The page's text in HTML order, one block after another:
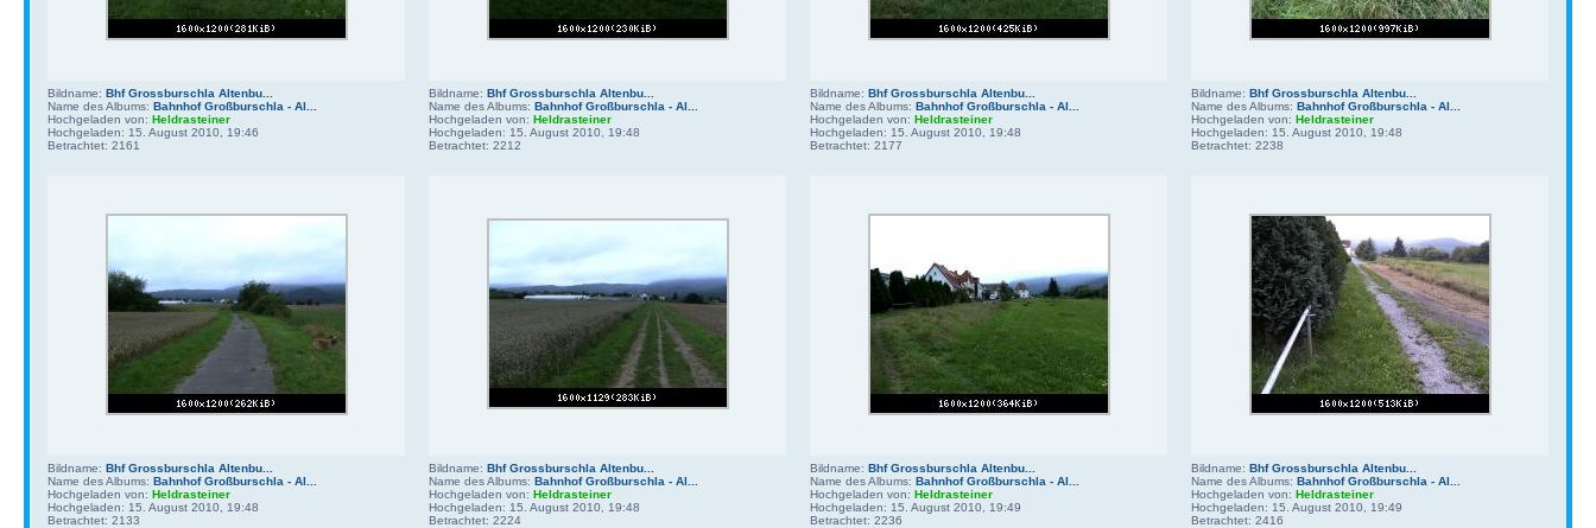
Bildname: Bhf Grossburschla Altenbu...
Name des Albums: Bahnhof Großburschla - Al...
Hochgeladen von: Heldrasteiner
Hochgeladen: 15. August 2010, 19:46
Betrachtet: 2161
Bildname: Bhf Grossburschla Altenbu...
Name des Albums: Bahnhof Großburschla - Al...
Hochgeladen von: Heldrasteiner
Hochgeladen: 15. August 2010, 19:48
Betrachtet: 2212
Bildname: Bhf Grossburschla Altenbu...
Name des Albums: Bahnhof Großburschla - Al...
Hochgeladen von: Heldrasteiner
Hochgeladen: 15. August 2010, 19:48
Betrachtet: 2177
Bildname: Bhf Grossburschla Altenbu...
Name des Albums: Bahnhof Großburschla - Al...
Hochgeladen von: Heldrasteiner
Hochgeladen: 15. August 2010, 19:48
Betrachtet: 2238
Bildname: Bhf Grossburschla Altenbu...
Name des Albums: Bahnhof Großburschla - Al...
Hochgeladen von: Heldrasteiner
Hochgeladen: 15. August 2010, 19:48
Betrachtet: 2133
Bildname: Bhf Grossburschla Altenbu...
Name des Albums: Bahnhof Großburschla - Al...
Hochgeladen von: Heldrasteiner
Hochgeladen: 15. August 2010, 19:48
Betrachtet: 2224
Bildname: Bhf Grossburschla Altenbu...
Name des Albums: Bahnhof Großburschla - Al...
Hochgeladen von: Heldrasteiner
Hochgeladen: 15. August 2010, 19:49
Betrachtet: 2236
Bildname: Bhf Grossburschla Altenbu...
Name des Albums: Bahnhof Großburschla - Al...
Hochgeladen von: Heldrasteiner
Hochgeladen: 15. August 2010, 19:49
Betrachtet: 2416